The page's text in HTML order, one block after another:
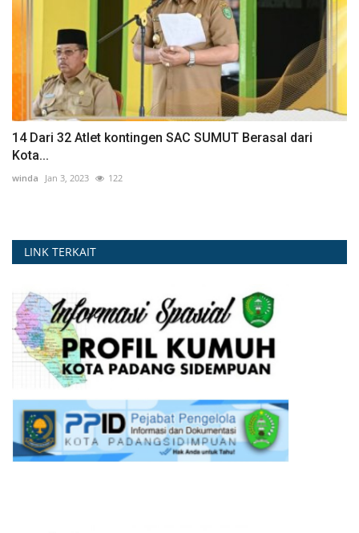
14 Dari 32 Atlet kontingen SAC SUMUT Berasal dari
Kota...
winda Jan 3, 2023 122
LINK TERKAIT